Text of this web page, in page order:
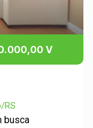
V
RS
busca